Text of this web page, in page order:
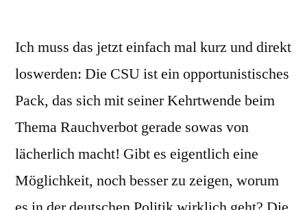
Ich muss das jetzt einfach mal kurz und direkt
loswerden: Die CSU ist ein opportunistisches
Pack, das sich mit seiner Kehrtwende beim
Thema Rauchverbot gerade sowas von
lächerlich macht! Gibt es eigentlich eine
Möglichkeit, noch besser zu zeigen, worum